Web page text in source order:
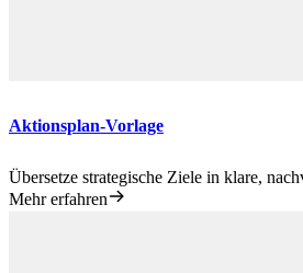
Aktionsplan-Vorlage
Übersetze strategische Ziele in klare,
Mehr erfahren